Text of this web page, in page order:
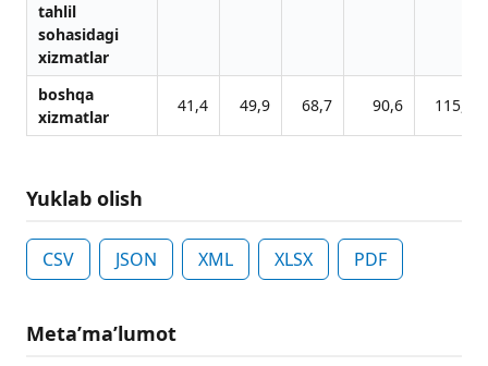
tahlil
sohasidagi
xizmatlar
boshqa
xizmatlar
41,4 49,9 68,7 90,6 115,6
Yuklab olish
CSV JSON XML XLSX PDF
Metaʼmaʼlumot